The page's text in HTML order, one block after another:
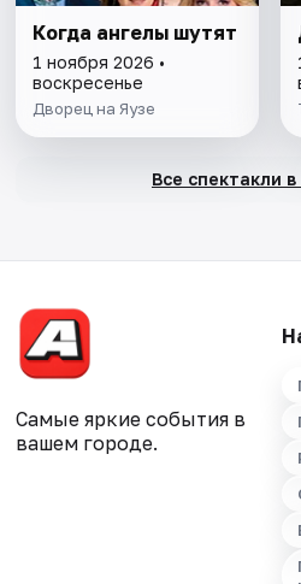
Когда ангелы шутят
1 ноября 2026 •
воскресенье
Дворец на Яузе
Все спектакли
Самые яркие события в
вашем городе.